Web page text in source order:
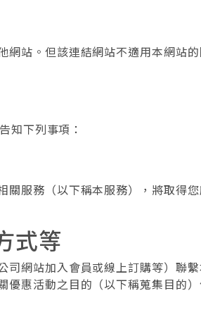
網站。但該連結網站不適用本網站
知下列事項：
關服務（以下稱本服務），將取得
式等
司網站加入會員或線上訂購等）聯
優惠活動之目的（以下稱蒐集目的